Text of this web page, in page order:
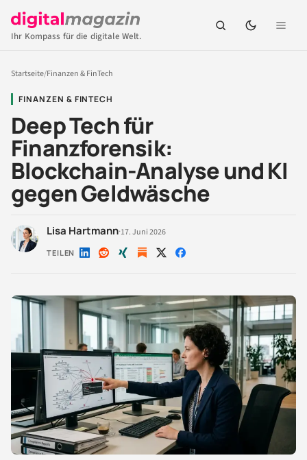
Ihr Kompass für die digitale Welt.
Startseite/Finanzen & FinTech
FINANZEN & FINTECH
Deep Tech für
Finanzforensik:
Blockchain-Analyse und KI
gegen Geldwäsche
Lisa Hartmann·17. Juni 2026
TEILEN Auf Auf Auf Auf Auf